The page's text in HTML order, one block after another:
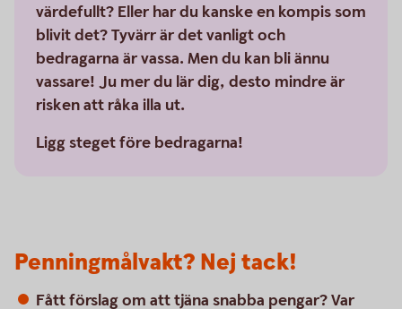
värdefullt? Eller har du kanske en kompis som
blivit det? Tyvärr är det vanligt och
bedragarna är vassa. Men du kan bli ännu
vassare! Ju mer du lär dig, desto mindre är
risken att råka illa ut.
Ligg steget före bedragarna!
Penningmålvakt? Nej tack!
Fått förslag om att tjäna snabba pengar? Var